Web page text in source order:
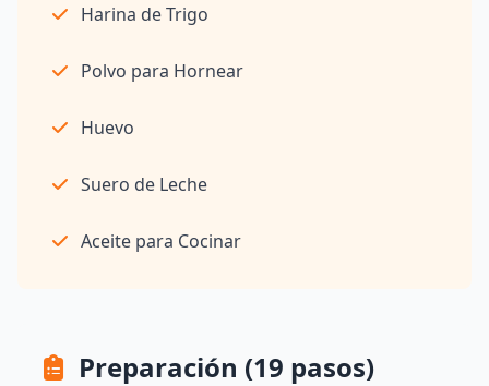
Harina de Trigo
Polvo para Hornear
Huevo
Suero de Leche
Aceite para Cocinar
Preparación (19 pasos)